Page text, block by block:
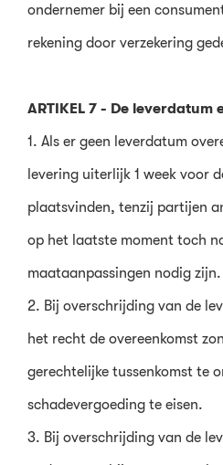
ondernemer bij een
rekening door verzekering
ARTIKEL 7 - De leverdatum
1. Als er geen leverdatum
levering uiterlijk 1 week voor
plaatsvinden, tenzij partijen
op het laatste moment toch
maataanpassingen nodig zijn.
2. Bij overschrijding van de
het recht de overeenkomst
gerechtelijke tussenkomst te
schadevergoeding te eisen.
3. Bij overschrijding van de